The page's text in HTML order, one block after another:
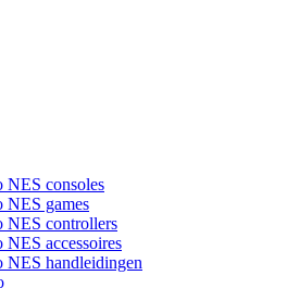
NES consoles
NES games
NES controllers
NES accessoires
NES handleidingen